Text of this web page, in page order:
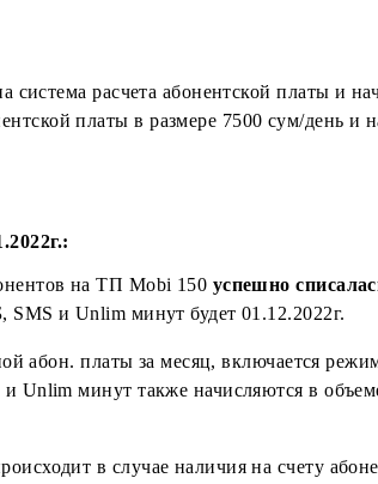
система расчета
29.11.2022г.:
абонентов на ТП Mobi 150
МБ, SMS и Unlim минут будет